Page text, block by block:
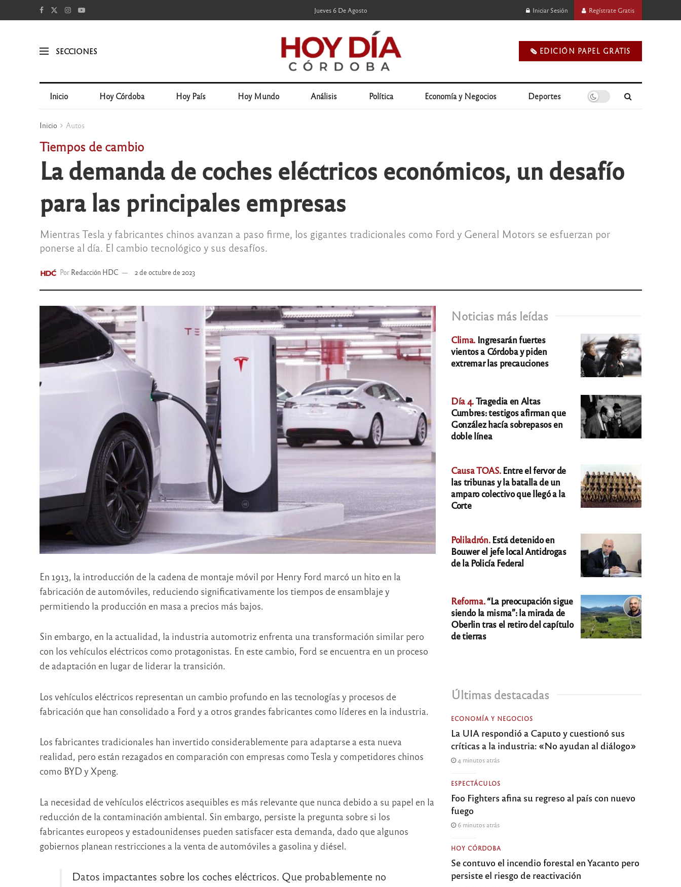
Jueves 6 De Agosto Iniciar Sesión Regístrate Gratis
SECCIONES 🗞️ EDICIÓN PAPEL GRATIS
Inicio Hoy Córdoba Hoy País Hoy Mundo Análisis Política Economía y Negocios Deportes
Inicio Autos
Tiempos de cambio
La demanda de coches eléctricos económicos, un desafío
para las principales empresas
Mientras Tesla y fabricantes chinos avanzan a paso firme, los gigantes tradicionales como Ford y General Motors se esfuerzan por
ponerse al día. El cambio tecnológico y sus desafíos.
Por Redacción HDC 2 de octubre de 2023
En 1913, la introducción de la cadena de montaje móvil por Henry Ford marcó un hito en la
fabricación de automóviles, reduciendo significativamente los tiempos de ensamblaje y
permitiendo la producción en masa a precios más bajos.
Sin embargo, en la actualidad, la industria automotriz enfrenta una transformación similar pero
con los vehículos eléctricos como protagonistas. En este cambio, Ford se encuentra en un proceso
de adaptación en lugar de liderar la transición.
Los vehículos eléctricos representan un cambio profundo en las tecnologías y procesos de
fabricación que han consolidado a Ford y a otros grandes fabricantes como líderes en la industria.
Los fabricantes tradicionales han invertido considerablemente para adaptarse a esta nueva
realidad, pero están rezagados en comparación con empresas como Tesla y competidores chinos
como BYD y Xpeng.
La necesidad de vehículos eléctricos asequibles es más relevante que nunca debido a su papel en la
reducción de la contaminación ambiental. Sin embargo, persiste la pregunta sobre si los
fabricantes europeos y estadounidenses pueden satisfacer esta demanda, dado que algunos
gobiernos planean restricciones a la venta de automóviles a gasolina y diésel.
Datos impactantes sobre los coches eléctricos. Que probablemente no
Noticias más leídas
Clima. Ingresarán fuertes
vientos a Córdoba y piden
extremar las precauciones
Día 4.Tragedia en Altas
Cumbres: testigos afirman que
González hacía sobrepasos en
doble línea
Causa TOAS.Entre el fervor de
las tribunas y la batalla de un
amparo colectivo que llegó a la
Corte
Poliladrón.Está detenido en
Bouwer el jefe local Antidrogas
de la Policía Federal
Reforma.“La preocupación sigue
siendo la misma”: la mirada de
Oberlin tras el retiro del capítulo
de tierras
Últimas destacadas
ECONOMÍA Y NEGOCIOS
La UIA respondió a Caputo y cuestionó sus
críticas a la industria: «No ayudan al diálogo»
4 minutos atrás
ESPECTÁCULOS
Foo Fighters afina su regreso al país con nuevo
fuego
6 minutos atrás
HOY CÓRDOBA
Se contuvo el incendio forestal en Yacanto pero
persiste el riesgo de reactivación